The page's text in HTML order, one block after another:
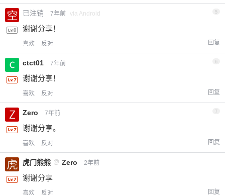
已注销 7年前 via Android 5
谢谢分享！
喜欢 反对 回复
ctct01 7年前 6
谢谢分享！
喜欢 反对 回复
Zero 7年前 7
谢谢分享。
喜欢 反对 回复
虎门熊熊 @ Zero 2年前
谢谢分享
喜欢 反对 回复